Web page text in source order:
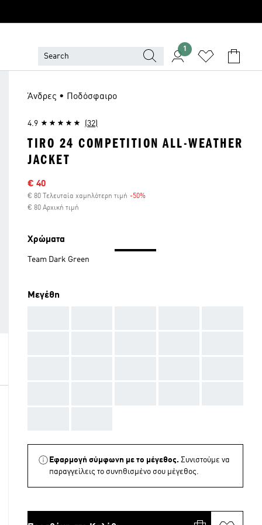
1
Άνδρες • Ποδόσφαιρο
4.9 (32)
TIRO 24 COMPETITION ALL-WEATHER
JACKET
Τιμή έκπτωσης
€ 40
€ 80 Τελευταία χαμηλότερη τιμή -50%
€ 80 Αρχική τιμή
Χρώματα
Team Dark Green
Μεγέθη
Εφαρμογή σύμφωνη με το μέγεθος. Συνιστούμε να
παραγγείλεις το συνηθισμένο σου μέγεθος.